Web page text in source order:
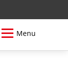
Menu